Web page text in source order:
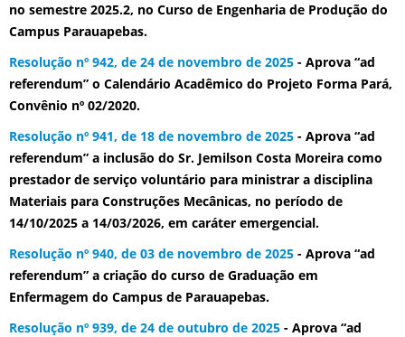
no semestre 2025.2, no Curso de Engenharia de Produção do
Campus Parauapebas.
Resolução nº 942, de 24 de novembro de 2025 - Aprova “ad
referendum” o Calendário Acadêmico do Projeto Forma Pará,
Convênio nº 02/2020.
Resolução nº 941, de 18 de novembro de 2025 - Aprova “ad
referendum” a inclusão do Sr. Jemilson Costa Moreira como
prestador de serviço voluntário para ministrar a disciplina
Materiais para Construções Mecânicas, no período de
14/10/2025 a 14/03/2026, em caráter emergencial.
Resolução nº 940, de 03 de novembro de 2025 - Aprova “ad
referendum” a criação do curso de Graduação em
Enfermagem do Campus de Parauapebas.
Resolução nº 939, de 24 de outubro de 2025 - Aprova “ad